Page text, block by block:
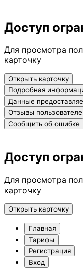
Доступ
Для просмотра
карточку
Открыть карточку
Подробная
Данные
Отзывы
Сообщить об ошибке
Доступ
Для просмотра
карточку
Открыть карточку
Главная
Тарифы
Регистрация
Вход